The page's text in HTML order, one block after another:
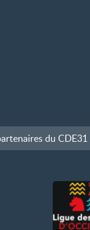
du CDE31